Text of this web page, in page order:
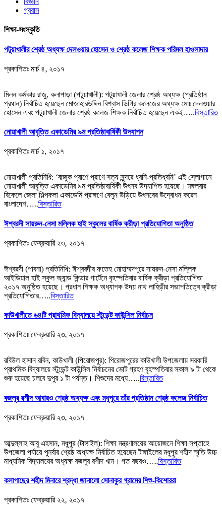
প্রবাস
শিক্ষা-সংস্কৃতি
পটুয়াখালীর শ্রেষ্ঠ অধ্যক্ষ দেলওয়ার হোসেন ও শ্রেষ্ঠ কলেজ শিক্ষক পরিমল হাওলাদার
প্রকাশিতঃ মার্চ ৪, ২০১৭
মিলন কর্মকার রাজু, কলাপাড়া (পটুয়াখালী): পটুয়াখালী জেলার শ্রেষ্ঠ অধ্যক্ষ (প্রতিষ্ঠান
প্রধান) নির্বাচিত হয়েছেন মোজাহারউদ্দিন বিশ্বাস ডিগ্রি কলেজের অধ্যক্ষ মোঃ দেলওয়ার
হোসেন এবং পটুয়াখালী জেলার শ্রেষ্ঠ কলেজ শিক্ষক নির্বাচিত হয়েছেন একই…..বিস্তারিত
নোয়াখালী আবৃত্তি একাডেমির ৯ম প্রতিষ্ঠাবার্ষিকী উদযাপন
প্রকাশিতঃ মার্চ ১, ২০১৭
নোয়াখালী প্রতিনিধি: ‘বাজুক প্রাণে প্রাণে সত্য সুন্দরে ধ্বনি-প্রতিধ্বনি’ এই স্লোগানে
নোয়াখালী আবৃত্তি একাডেমির ৯ম প্রতিষ্ঠাবার্ষিকী উৎসব উদযাপিত হয়েছে। মঙ্গলবার
বিকেলে জেলা শিল্পকলা একাডেমি প্রাঙ্গণে বেলুন উড়িয়ে উৎসবের উদ্বোধন করেন
বাংলাদেশ…..বিস্তারিত
ঈশ্বরদী সায়রুন-নেসা মল্লিক হাই স্কুলের বার্ষিক ক্রীড়া প্রতিযোগিতা অনুষ্ঠিত
প্রকাশিতঃ ফেব্রুয়ারি ২৩, ২০১৭
ঈশ্বরদী (পাবনা) প্রতিনিধি: ঈশ্বরদীর ফতেহ মোহাম্মদপুরে সায়রুন-নেসা মল্লিক
আইডিয়াল হাই স্কুল অ্যান্ড কিন্ডার গার্টেনে বৃহস্পতিবার বার্ষিক ক্রীড়া প্রতিযোগিতা
২০১৭ অনুষ্ঠিত হয়েছে। প্রধান শিক্ষক অধ্যাপক উদয় নাথ লাহিড়ীর সভাপতিত্বে ক্রীড়া
প্রতিযোগিতার…..বিস্তারিত
কাউখালীতে ৬৪টি প্রাথমিক বিদ্যালয়ে স্টুডেন্ট কাউন্সিল নির্বাচন
প্রকাশিতঃ ফেব্রুয়ারি ২৩, ২০১৭
রবিউল হাসান রবিন, কাউখালী (পিরোজপুর): পিরোজপুরের কাউখালী উপজেলায় সরকারি
প্রাথমিক বিদ্যালয়ে স্টুডেন্ট কাউন্সিল নির্বাচনের ভোট গ্রহণ বৃহস্পতিবার সকাল ৯ টা থেকে
শুরু হয়েছে চলবে দুপুর ১ টা পর্যন্ত। শিশুদের মধ্যে…..বিস্তারিত
বজলুর রশীদ আবারও শ্রেষ্ঠ অধ্যক্ষ এবং মধুপুরে তাঁর প্রতিষ্ঠান শ্রেষ্ঠ কলেজ নির্বাচিত
প্রকাশিতঃ ফেব্রুয়ারি ২৩, ২০১৭
আব্দুল্লাহ আবু এহসান, মধুপুর (টাঙ্গাইল): শিক্ষা মন্ত্রণালয়ের আয়োজনে শিক্ষা সপ্তাহে
উপজেলা পর্যায়ে পুনর্বার শ্রেষ্ঠ অধ্যক্ষ নির্বাচিত হয়েছেন টাঙ্গাইলের মধুপুর শহীদ স্মৃতি উচ্চ
মাধ্যমিক বিদ্যালয়ের অধ্যক্ষ বজলুর রশীদ খান। গত বছরও…..বিস্তারিত
কলাগাছের শহীদ মিনারে শ্রদ্ধা জানালো সোনাকুর গ্রামের শিশু-কিশোররা
প্রকাশিতঃ ফেব্রুয়ারি ২২, ২০১৭